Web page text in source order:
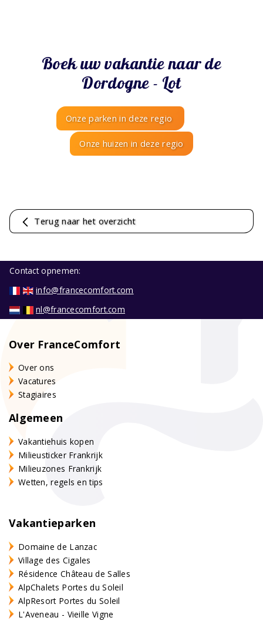
Boek uw vakantie naar de
Dordogne - Lot
Onze parken in deze regio
Onze huizen in deze regio
Terug naar het overzicht
Contact opnemen:
info@francecomfort.com
nl@francecomfort.com
Over FranceComfort
Over ons
Vacatures
Stagiaires
Algemeen
Vakantiehuis kopen
Milieusticker Frankrijk
Milieuzones Frankrijk
Wetten, regels en tips
Vakantieparken
Domaine de Lanzac
Village des Cigales
Résidence Château de Salles
AlpChalets Portes du Soleil
AlpResort Portes du Soleil
L'Aveneau - Vieille Vigne